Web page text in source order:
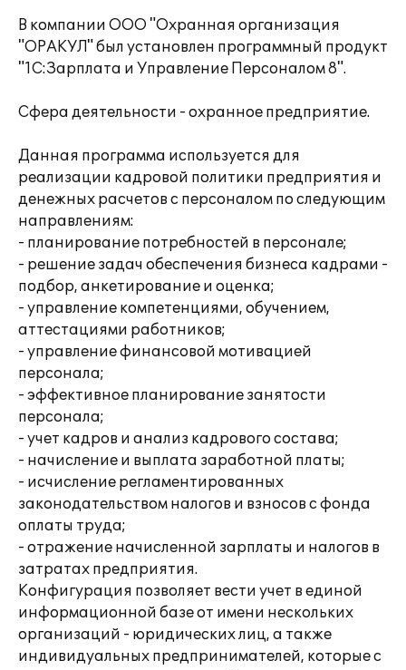
В компании ООО "Охранная организация
"ОРАКУЛ" был установлен программный продукт
"1С:Зарплата и Управление Персоналом 8".
Сфера деятельности - охранное предприятие.
Данная программа используется для
реализации кадровой политики предприятия и
денежных расчетов с персоналом по следующим
направлениям:
- планирование потребностей в персонале;
- решение задач обеспечения бизнеса кадрами -
подбор, анкетирование и оценка;
- управление компетенциями, обучением,
аттестациями работников;
- управление финансовой мотивацией
персонала;
- эффективное планирование занятости
персонала;
- учет кадров и анализ кадрового состава;
- начисление и выплата заработной платы;
- исчисление регламентированных
законодательством налогов и взносов с фонда
оплаты труда;
- отражение начисленной зарплаты и налогов в
затратах предприятия.
Конфигурация позволяет вести учет в единой
информационной базе от имени нескольких
организаций - юридических лиц, а также
индивидуальных предпринимателей, которые с